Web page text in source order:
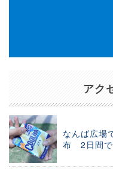
アク
なんば広場
布 2日間で